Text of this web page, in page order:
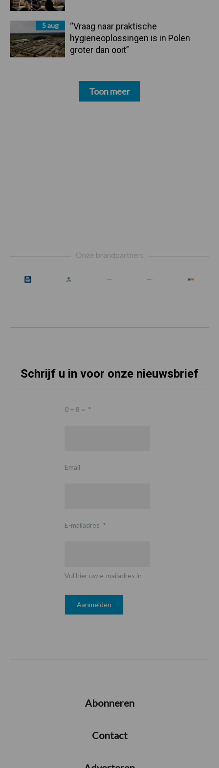
5 aug
“Vraag naar praktische
hygieneoplossingen is in Polen
groter dan ooit”
Toon meer
Onze brandpartners
Schrijf u in voor onze nieuwsbrief
0 + 8 = *
Email
E-mailadres *
Vul hier uw e-mailadres in
Abonneren
Contact